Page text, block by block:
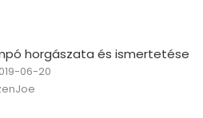
horgászata és ismertetése
on
06-20